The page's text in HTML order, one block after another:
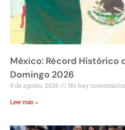
México: Récord Histórico
Domingo 2026
6 de agosto, 2026 No hay
Leer más »